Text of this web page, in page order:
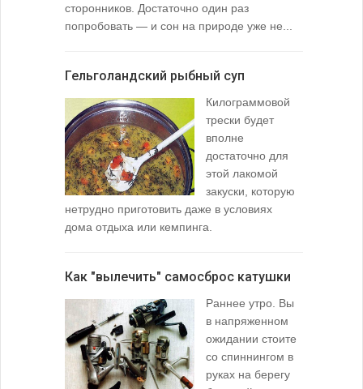
сторонников. Достаточно один раз
попробовать — и сон на природе уже не...
Гельголандский рыбный суп
Килограммовой
трески будет
вполне
достаточно для
этой лакомой
закуски, которую
нетрудно приготовить даже в условиях
дома отдыха или кемпинга.
Как "вылечить" самосброс катушки
Раннее утро. Вы
в напряженном
ожидании стоите
со спиннингом в
руках на берегу